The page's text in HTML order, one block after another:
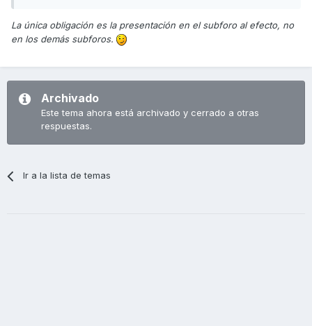
La única obligación es la presentación en el subforo al efecto, no
en los demás subforos.
Archivado
Este tema ahora está archivado y cerrado a otras
respuestas.
Ir a la lista de temas